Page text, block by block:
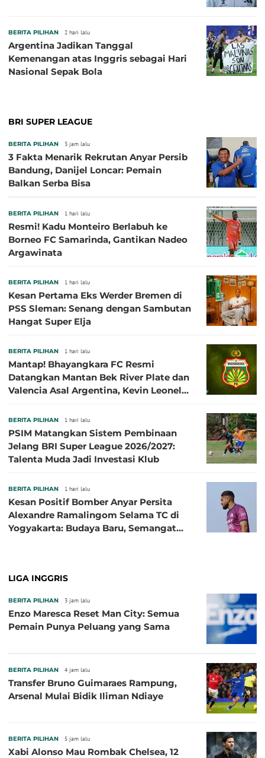
BERITA PILIHAN 2 hari lalu
Argentina Jadikan Tanggal
Kemenangan atas Inggris sebagai Hari
Nasional Sepak Bola
BRI SUPER LEAGUE
BERITA PILIHAN 3 jam lalu
3 Fakta Menarik Rekrutan Anyar Persib
Bandung, Danijel Loncar: Pemain
Balkan Serba Bisa
BERITA PILIHAN 1 hari lalu
Resmi! Kadu Monteiro Berlabuh ke
Borneo FC Samarinda, Gantikan Nadeo
Argawinata
BERITA PILIHAN 1 hari lalu
Kesan Pertama Eks Werder Bremen di
PSS Sleman: Senang dengan Sambutan
Hangat Super Elja
BERITA PILIHAN 1 hari lalu
Mantap! Bhayangkara FC Resmi
Datangkan Mantan Bek River Plate dan
Valencia Asal Argentina, Kevin Leonel
BERITA PILIHAN 1 hari lalu
PSIM Matangkan Sistem Pembinaan
Jelang BRI Super League 2026/2027:
Talenta Muda Jadi Investasi Klub
BERITA PILIHAN 1 hari lalu
Kesan Positif Bomber Anyar Persita
Alexandre Ramalingom Selama TC di
Yogyakarta: Budaya Baru, Semangat
LIGA INGGRIS
BERITA PILIHAN 3 jam lalu
Enzo Maresca Reset Man City: Semua
Pemain Punya Peluang yang Sama
BERITA PILIHAN 4 jam lalu
Transfer Bruno Guimaraes Rampung,
Arsenal Mulai Bidik Iliman Ndiaye
BERITA PILIHAN 5 jam lalu
Xabi Alonso Mau Rombak Chelsea, 12